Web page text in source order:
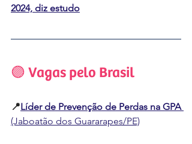
2024, diz estudo
🟣 Vagas pelo Brasil
📍
Líder de Prevenção de Perdas na GPA
(Jaboatão dos Guararapes/PE)